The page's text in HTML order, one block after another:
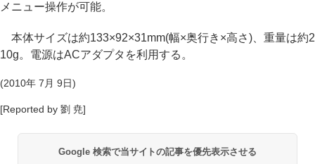
メニュー操作が可能。
本体サイズは約133×92×31mm(幅×奥行き×高さ)、重量は約2
10g。電源はACアダプタを利用する。
(2010年 7月 9日)
[Reported by 劉 尭]
Google 検索で当サイトの記事を優先表示させる